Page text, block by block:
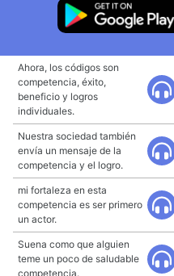
Ahora, los códigos son
competencia, éxito,
beneficio y logros
individuales.
Nuestra sociedad también
envía un mensaje de la
competencia y el logro.
mi fortaleza en esta
competencia es ser primero
un actor.
Suena como que alguien
teme un poco de saludable
competencia.